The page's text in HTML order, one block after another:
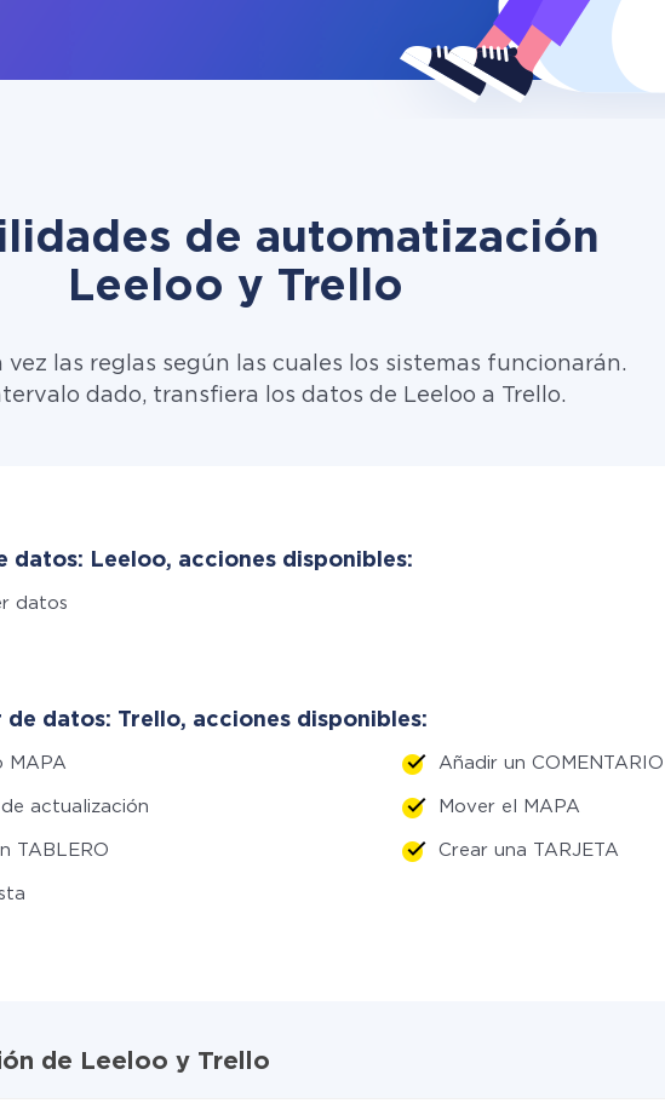
de automatización
Leeloo y Trello
las reglas según las cuales los sistemas funcionarán.
dado, transfiera los datos de Leeloo a Trello.
datos: Leeloo, acciones disponibles:
datos
de datos: Trello, acciones disponibles:
MAPA Añadir un
de actualización Mover el MAPA
TABLERO Crear una TARJETA
de Leeloo y Trello